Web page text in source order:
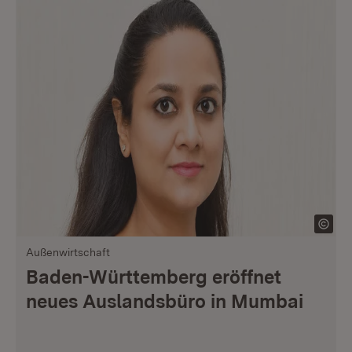
Außenwirtschaft
Baden-Württemberg eröffnet
neues Auslandsbüro in Mumbai